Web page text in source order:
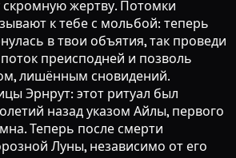
жертву. Потомки
к тебе с мольбой: теперь
в твои объятия, так проведи
преисподней и позволь
лишённым сновидений.
Эрнрут: этот ритуал был
назад указом Айлы, первого
Теперь после смерти
Луны, независимо от его